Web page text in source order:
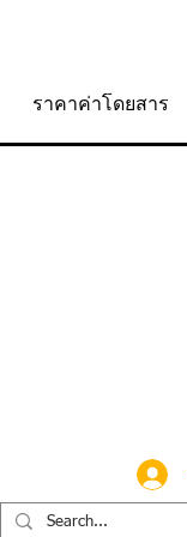
ราคาค่าโดยสาร